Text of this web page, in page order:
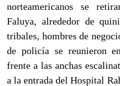
norteamericanos se
Faluya, alrededor de
tribales, hombres de
de policía se reunieron
frente a las anchas
a la entrada del Hospital